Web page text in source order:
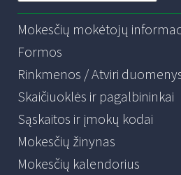
Mokesčių mokėtojų
Formos
Rinkmenos / Atviri
Skaičiuoklės ir pagalbininkai
Sąskaitos ir įmokų kodai
Mokesčių žinynas
Mokesčių kalendorius